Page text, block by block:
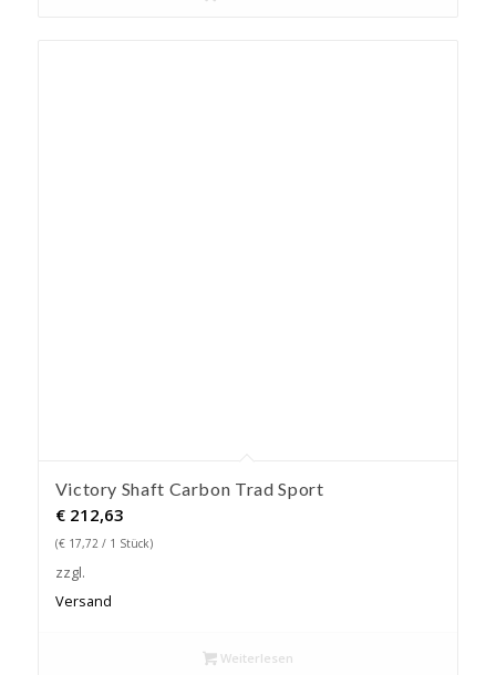
Victory Shaft Carbon Trad Sport
€212,63
(€17,72/ 1 Stück)
zzgl.
Versand
Weiterlesen